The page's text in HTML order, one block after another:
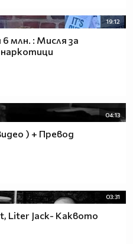
19:12
млн. : Мисля за
04:13
) + Превод
03:31
Liter Jack- Каквото